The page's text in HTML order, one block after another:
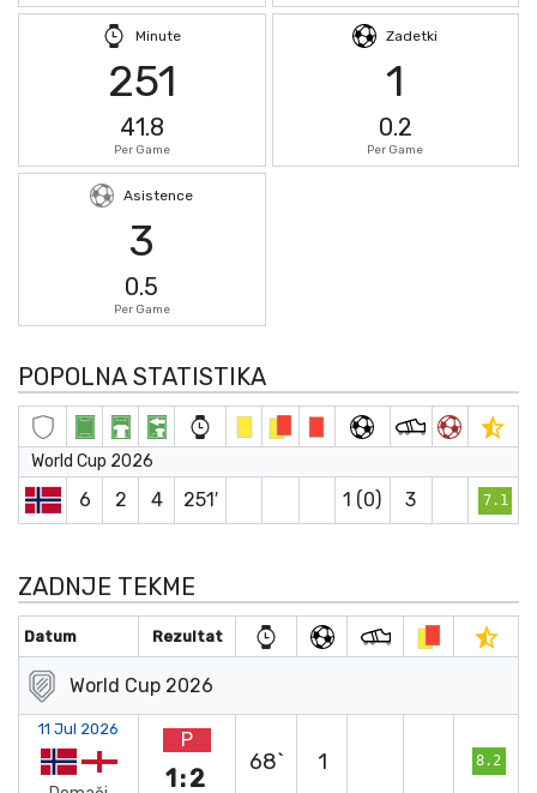
Minute
251
41.8
Per Game
Zadetki
1
0.2
Per Game
Asistence
3
0.5
Per Game
POPOLNA STATISTIKA
World Cup 2026
6 2 4 251′ 1 (0) 3 7.1
ZADNJE TEKME
Datum Rezultat
World Cup 2026
11 Jul 2026 P
1:2
68` 1 8.2